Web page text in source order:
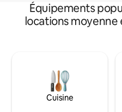
Équipements
locations
Cuisine